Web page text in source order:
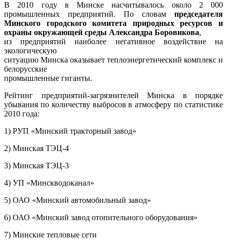
В 2010 году в Минске насчитывалось около 2 000
промышленных предприятий. По словам председателя
Минского городского комитета природных ресурсов и
охраны окружающей среды Александра Боровикова,
из предприятий наиболее негативное воздействие на
экологическую
ситуацию Минска оказывает теплоэнергетический комплекс и
белорусские
промышленные гиганты.
Рейтинг предприятий-загрязнителей Минска в порядке
убывания по количеству выбросов в атмосферу по статистике
2010 года:
1) РУП «Минский тракторный завод»
2) Минская ТЭЦ-4
3) Минская ТЭЦ-3
4) УП «Минскводоканал»
5) ОАО «Минский автомобильный завод»
6) ОАО «Минский завод отопительного оборудования»
7) Минские тепловые сети